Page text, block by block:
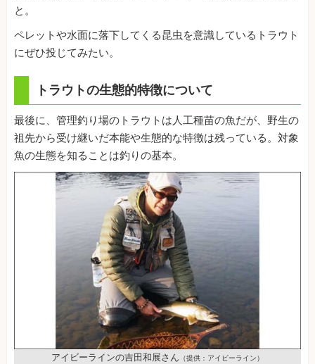
と。
ペレットや水面に落下してくる昆虫を意識しているトラウト
にぜひ投じてみたい。
トラウトの生態的特徴について
最後に、管理釣り場のトラウトは人工種苗の魚だが、野生の
祖先から受け継いだ本能や生態的な特徴は残っている。対象
魚の生態を知ることは釣りの基本。
アイビーラインの吉田和展さん （提供：アイビーライン）